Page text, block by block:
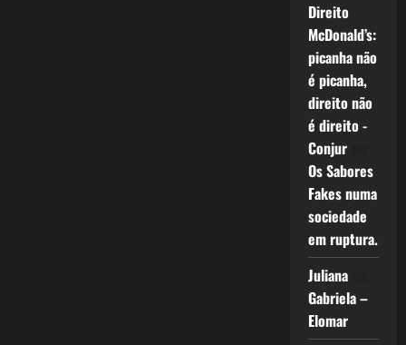
Direito
McDonald’s:
picanha não
é picanha,
direito não
é direito -
Conjurem
Os Sabores
Fakes numa
sociedade
em ruptura.
Julianaem
Gabriela –
Elomar